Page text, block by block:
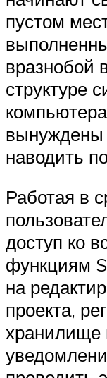
пустом
вразнобой
структуре
вынуждены
наводить
Работая в
доступ ко
функциям
на
проекта,
хранилище